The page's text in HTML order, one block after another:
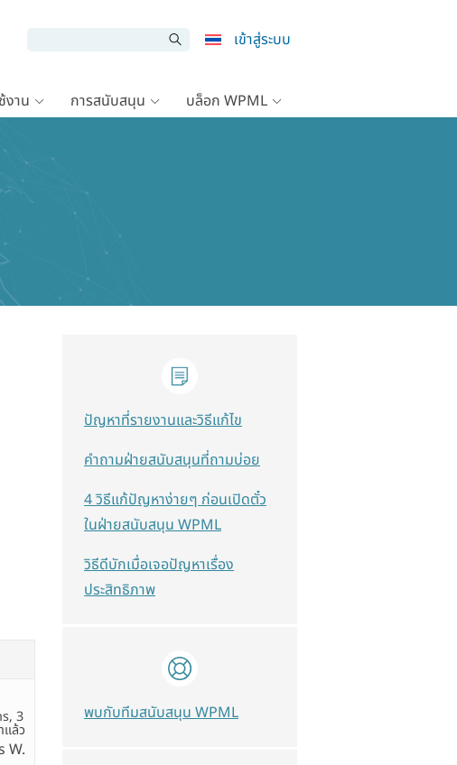
เข้าสู่ระบบ
งาน การสนับสนุน บล็อก WPML
3
ล้ว
W.
ปัญหาที่รายงานและวิธีแก้ไข
คำถามฝ่ายสนับสนุนที่ถามบ่อย
4 วิธีแก้ปัญหาง่ายๆ ก่อนเปิดตั๋ว
ในฝ่ายสนับสนุน WPML
วิธีดีบักเมื่อเจอปัญหาเรื่อง
ประสิทธิภาพ
พบกับทีมสนับสนุน WPML